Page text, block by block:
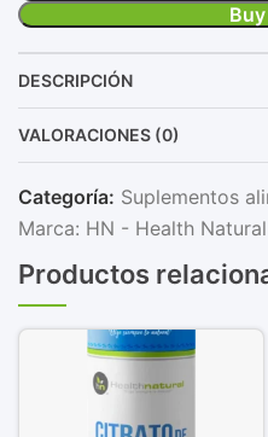
DESCRIPCIÓN
VALORACIONES (0)
Categoría: Suplementos
Marca: HN - Health Natural
Productos